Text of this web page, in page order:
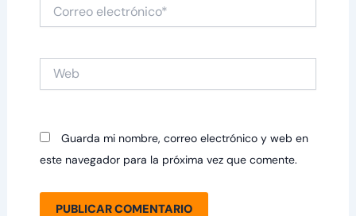
electrónico*
Guarda mi nombre, correo electrónico y web en
este navegador para la próxima vez que comente.